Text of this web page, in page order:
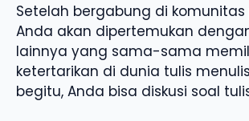
Setelah bergabung di komunitas
Anda akan dipertemukan
lainnya yang sama-sama
ketertarikan di dunia tulis
begitu, Anda bisa diskusi soal